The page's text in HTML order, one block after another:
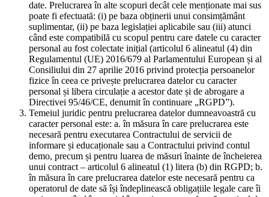
date. Prelucrarea în alte scopuri decât cele menționate mai sus
poate fi efectuată: (i) pe baza obținerii unui consimțământ
suplimentar, (ii) pe baza legislației aplicabile sau (iii) atunci
când este compatibilă cu scopul pentru care datele cu caracter
personal au fost colectate inițial (articolul 6 alineatul (4) din
Regulamentul (UE) 2016/679 al Parlamentului European și al
Consiliului din 27 aprilie 2016 privind protecția persoanelor
fizice în ceea ce privește prelucrarea datelor cu caracter
personal și libera circulație a acestor date și de abrogare a
Directivei 95/46/CE, denumit în continuare „RGPD”).
Temeiul juridic pentru prelucrarea datelor dumneavoastră cu
caracter personal este: a. în măsura în care prelucrarea este
necesară pentru executarea Contractului de servicii de
informare și educaționale sau a Contractului privind contul
demo, precum și pentru luarea de măsuri înainte de încheierea
unui contract – articolul 6 alineatul (1) litera (b) din RGPD; b.
în măsura în care prelucrarea datelor este necesară pentru ca
operatorul de date să își îndeplinească obligațiile legale care îi